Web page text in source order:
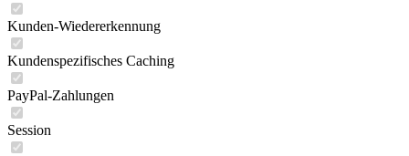
Kunden-Wiedererkennung
Kundenspezifisches Caching
PayPal-Zahlungen
Session